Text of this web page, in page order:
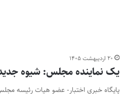
۲۰ اردیبهشت ۱۴۰۵
یک نماینده مجلس: شیوه جدید
پایگاه خبری اختبار- عضو هیات رئیسه